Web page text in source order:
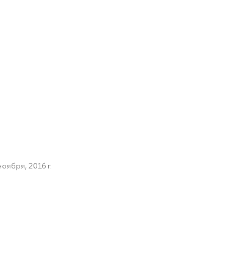
2016 г.